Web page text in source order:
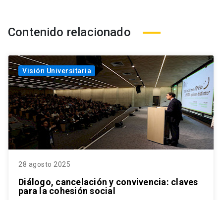
Contenido relacionado
Visión Universitaria
28 agosto 2025
Diálogo, cancelación y convivencia: claves
para la cohesión social